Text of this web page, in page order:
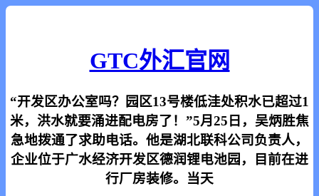
GTC外汇官网
“开发区办公室吗？园区13号楼低洼处积水已超过1
米，洪水就要涌进配电房了！”5月25日，吴炳胜焦
急地拨通了求助电话。他是湖北联科公司负责人，
企业位于广水经济开发区德润锂电池园，目前在进
行厂房装修。当天